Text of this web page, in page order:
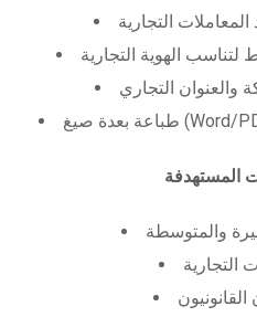
التجارية
الهوية التجارية
والعنوان التجاري
والمتوسطة
التجارية